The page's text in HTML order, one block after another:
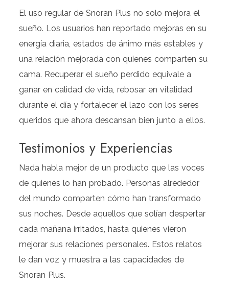
El uso regular de Snoran Plus no solo mejora el
sueño. Los usuarios han reportado mejoras en su
energía diaria, estados de ánimo más estables y
una relación mejorada con quienes comparten su
cama. Recuperar el sueño perdido equivale a
ganar en calidad de vida, rebosar en vitalidad
durante el día y fortalecer el lazo con los seres
queridos que ahora descansan bien junto a ellos.
Testimonios y Experiencias
Nada habla mejor de un producto que las voces
de quienes lo han probado. Personas alrededor
del mundo comparten cómo han transformado
sus noches. Desde aquellos que solían despertar
cada mañana irritados, hasta quienes vieron
mejorar sus relaciones personales. Estos relatos
le dan voz y muestra a las capacidades de
Snoran Plus.